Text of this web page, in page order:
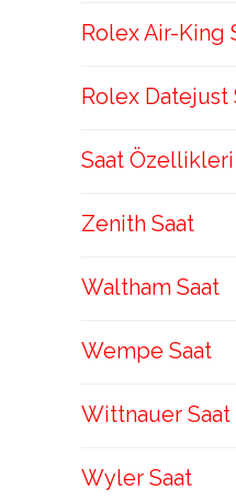
Rolex Air-King
Rolex Datejust
Saat
Zenith Saat
Waltham Saat
Wempe Saat
Wittnauer Saat
Wyler Saat